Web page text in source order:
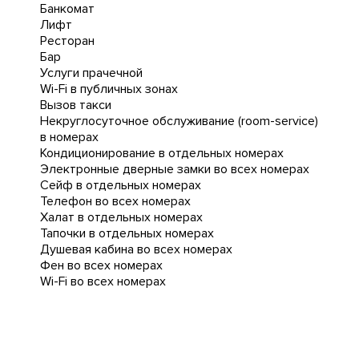
Банкомат
Лифт
Ресторан
Бар
Услуги прачечной
Wi-Fi в публичных зонах
Вызов такси
Некруглосуточное обслуживание (room-service)
в номерах
Кондиционирование в отдельных номерах
Электронные дверные замки во всех номерах
Сейф в отдельных номерах
Телефон во всех номерах
Халат в отдельных номерах
Тапочки в отдельных номерах
Душевая кабина во всех номерах
Фен во всех номерах
Wi-Fi во всех номерах